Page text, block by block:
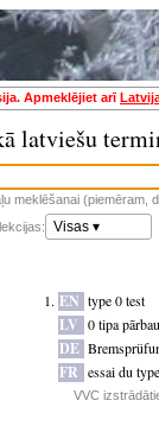
Apmeklējiet arī
latviešu
meklēšanai (piemēram,
Visas ▾
EN type 0 test
LV 0 tipa
DE
FR essai du
VVC